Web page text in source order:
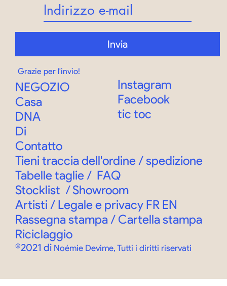
NEGOZIO
Casa
DNA
Di
Contatto
Instagram
Facebook
tic toc
©2021 di Noémie Devime, Tutti i diritti riservati
Invia
Grazie per l'invio!
Tieni traccia dell'ordine/spedizione
Tabelle taglie/ FAQ
Stocklist /Showroom
Artisti / Legale e privacy FR EN
Rassegna stampa / Cartella stampa
Riciclaggio